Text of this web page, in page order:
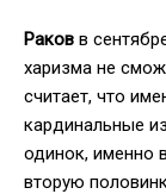
Раков в
харизма не
считает, что
кардинальные
одинок, именно
вторую